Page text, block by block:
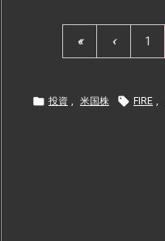
« ‹ 1
 投資 , 米国株  FIRE ,